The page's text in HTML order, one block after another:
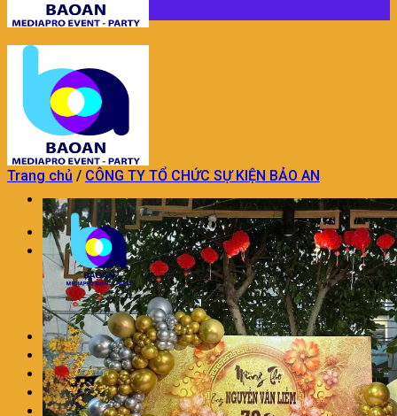
Trang chủ
TỔ CHỨC SỰ KIỆN
TỔ CHỨC SỰ KIỆN KHAI TRƯƠNG
DỊCH VỤ TỔ CHỨC SINH NHẬT
DỊCH VỤ TỔ CHỨC TRUNG THU
TỔ CHỨC SỰ KIỆN TRON GÓI KHÁC
TRANG TRÍ THÔI NÔI SINH NHẬT
DỊCH VỤ MÚA LÂN CHUYÊN NGHIỆP
DỊCH VỤ TRANG TRÍ KHAI TRƯƠNG
DỊCH VỤ NHÂN SỰ SỰ KIỆN
CHO THUÊ ÂM THANH ÁNH SÁNG
Trang chủ / CÔNG TY TỔ CHỨC SỰ KIỆN BẢO AN